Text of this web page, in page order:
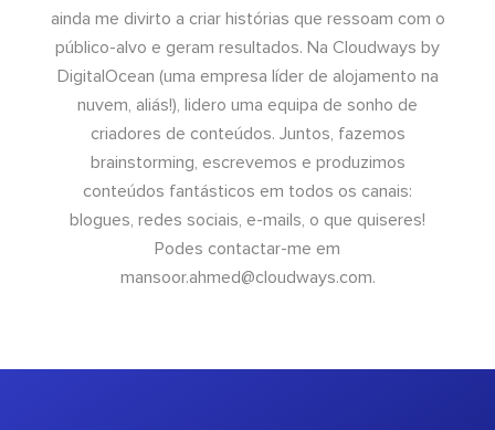
ainda me divirto a criar histórias que ressoam com o
público-alvo e geram resultados. Na Cloudways by
DigitalOcean (uma empresa líder de alojamento na
nuvem, aliás!), lidero uma equipa de sonho de
criadores de conteúdos. Juntos, fazemos
brainstorming, escrevemos e produzimos
conteúdos fantásticos em todos os canais:
blogues, redes sociais, e-mails, o que quiseres!
Podes contactar-me em
mansoor.ahmed@cloudways.com.